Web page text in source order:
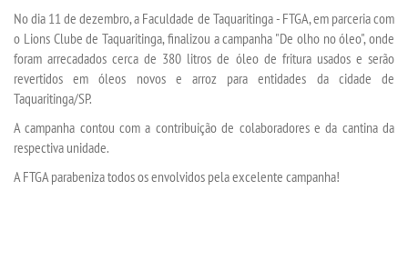
TECNOLÓGICOS
EXTENSÃO
VESTIBULAR
INSCREVA-SE
No dia 11 de dezembro, a Faculdade de Taquaritinga - FTGA, em parceria com
o Lions Clube de Taquaritinga, finalizou a campanha "De olho no óleo", onde
foram arrecadados cerca de 380 litros de óleo de fritura usados e serão
revertidos em óleos novos e arroz para entidades da cidade de
Taquaritinga/SP.
A campanha contou com a contribuição de colaboradores e da cantina da
respectiva unidade.
A FTGA parabeniza todos os envolvidos pela excelente campanha!